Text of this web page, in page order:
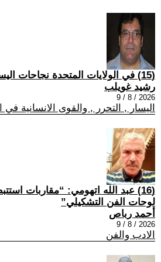
(15) في الولايات المتحدة نجاحات اليساريين تتواصل
رشيد غويلب
2026 / 8 / 9
اليسار , التحرر , والقوى الانسانية في
(16) عبد الله اتهومي: “مقاربات
لوحات الفن التشكيلي”
أحمد رباص
2026 / 8 / 9
الادب والفن